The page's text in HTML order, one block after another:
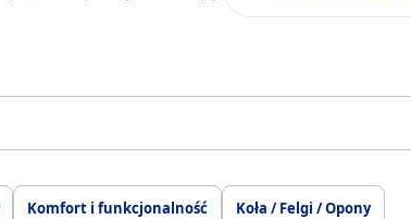
Komfort i funkcjonalność Koła / Felgi / Opony